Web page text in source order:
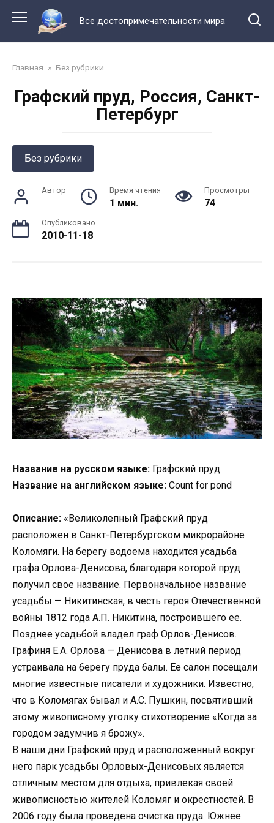
контенту
Все достопримечательности мира
Главная » Без рубрики
Графский пруд, Россия, Санкт-
Петербург
Без рубрики
Автор Время чтения
1 мин.
Просмотры
74
Опубликовано
2010-11-18
Название на русском языке: Графский пруд
Название на английском языке: Count for pond
Описание: «Великолепный Графский пруд
расположен в Санкт-Петербургском микрорайоне
Коломяги. На берегу водоема находится усадьба
графа Орлова-Денисова, благодаря которой пруд
получил свое название. Первоначальное название
усадьбы — Никитинская, в честь героя Отечественной
войны 1812 года А.П. Никитина, построившего ее.
Позднее усадьбой владел граф Орлов-Денисов.
Графиня Е.А. Орлова — Денисова в летний период
устраивала на берегу пруда балы. Ее салон посещали
многие известные писатели и художники. Известно,
что в Коломягах бывал и А.С. Пушкин, посвятивший
этому живописному уголку стихотворение «Когда за
городом задумчив я брожу».
В наши дни Графский пруд и расположенный вокруг
него парк усадьбы Орловых-Денисовых является
отличным местом для отдыха, привлекая своей
живописностью жителей Коломяг и окрестностей. В
2006 году была проведена очистка пруда. Южнее